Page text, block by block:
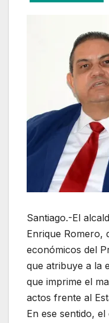
Santiago.-El
Enrique Romero,
económicos del
que atribuye a la
que imprime el
actos frente al
En ese sentido,